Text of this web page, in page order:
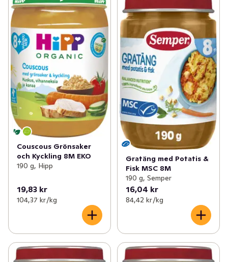
Couscous Grönsaker
och Kyckling 8M EKO
190 g, Hipp
19,83 kr
104,37 kr /kg
Gratäng med Potatis &
Fisk MSC 8M
190 g, Semper
16,04 kr
84,42 kr /kg